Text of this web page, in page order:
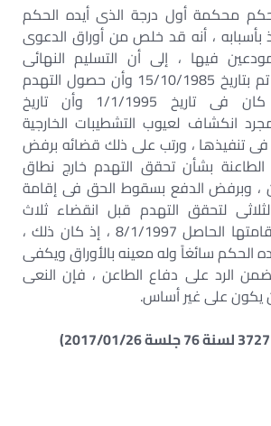
محكمة أول درجة الذى أيده الحكم
، أنه قد خلص من أوراق الدعوى
فيها ، إلى أن التسليم النهائى
للوحدات مثار النزاع تم بتاريخ 15/10/1985 وأن حصول التهدم
وانكشاف العيب كان فى تاريخ 1/1/1995 وأن تاريخ
كان مجرد انكشاف لعيوب التشطيبات الخارجية
تنفيذها ، ورتب على ذلك قضائه برفض
بشأن تحقق التهدم خارج نطاق
، وبرفض الدفع بسقوط الحق فى إقامة
لتحقق التهدم قبل انقضاء ثلاث
سنوات على تاريخ إقامتها الحاصل 8/1/1997 ، إذ كان ذلك ،
الحكم سائغاً وله معينه بالأوراق ويكفى
الرد على دفاع الطاعن ، فإن النعى
يكون على غير أساس.